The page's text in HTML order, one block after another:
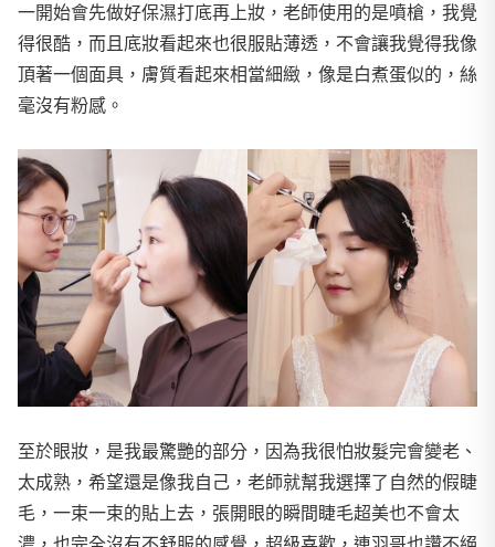
一開始會先做好保濕打底再上妝，老師使用的是噴槍，我覺
得很酷，而且底妝看起來也很服貼薄透，不會讓我覺得我像
頂著一個面具，膚質看起來相當細緻，像是白煮蛋似的，絲
毫沒有粉感。
至於眼妝，是我最驚艷的部分，因為我很怕妝髮完會變老、
太成熟，希望還是像我自己，老師就幫我選擇了自然的假睫
毛，一束一束的貼上去，張開眼的瞬間睫毛超美也不會太